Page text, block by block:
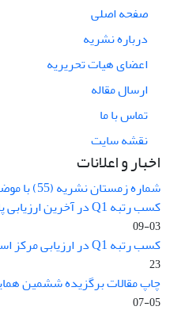
صفحه اصلی
درباره نشریه
اعضای هیات تحریریه
ارسال مقاله
تماس با ما
نقشه سایت
اخبار و اعلانات
شماره زمستان نشریه (55) با موضوع کرونا منتشر شد.
کسب رتبه Q1 در آخرین ارزیابی پایگاه جامع علوم استنادی ...
03-09
کسب رتبه Q1 در ارزیابی مرکز استنادی علوم جهان اسلام ...
23
چاپ مقالات برگزیده ششمین
05-07